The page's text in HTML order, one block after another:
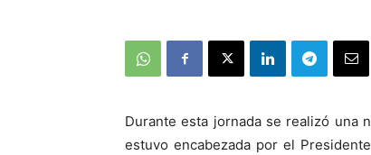
Durante esta jornada se realizó una
estuvo encabezada por el